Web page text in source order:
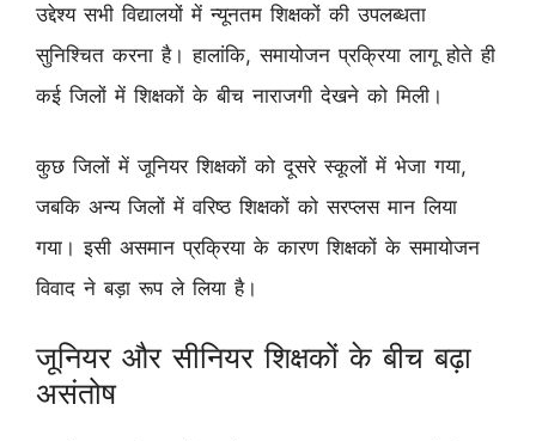
उद्देश्य सभी विद्यालयों में न्यूनतम शिक्षकों की उपलब्धता
सुनिश्चित करना है। हालांकि, समायोजन प्रक्रिया लागू होते ही
कई जिलों में शिक्षकों के बीच नाराजगी देखने को मिली।
कुछ जिलों में जूनियर शिक्षकों को दूसरे स्कूलों में भेजा गया,
जबकि अन्य जिलों में वरिष्ठ शिक्षकों को सरप्लस मान लिया
गया। इसी असमान प्रक्रिया के कारण शिक्षकों के समायोजन
विवाद ने बड़ा रूप ले लिया है।
जूनियर और सीनियर शिक्षकों के बीच बढ़ा
असंतोष